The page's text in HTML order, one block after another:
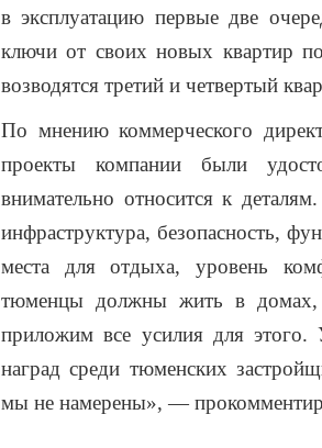
в эксплуатацию первые две
ключи от своих новых квартир
возводятся третий и четвертый
По мнению коммерческого
проекты компании были
внимательно относится к
инфраструктура, безопасность,
места для отдыха, уровень
тюменцы должны жить в
приложим все усилия для
наград среди тюменских
мы не намерены», —